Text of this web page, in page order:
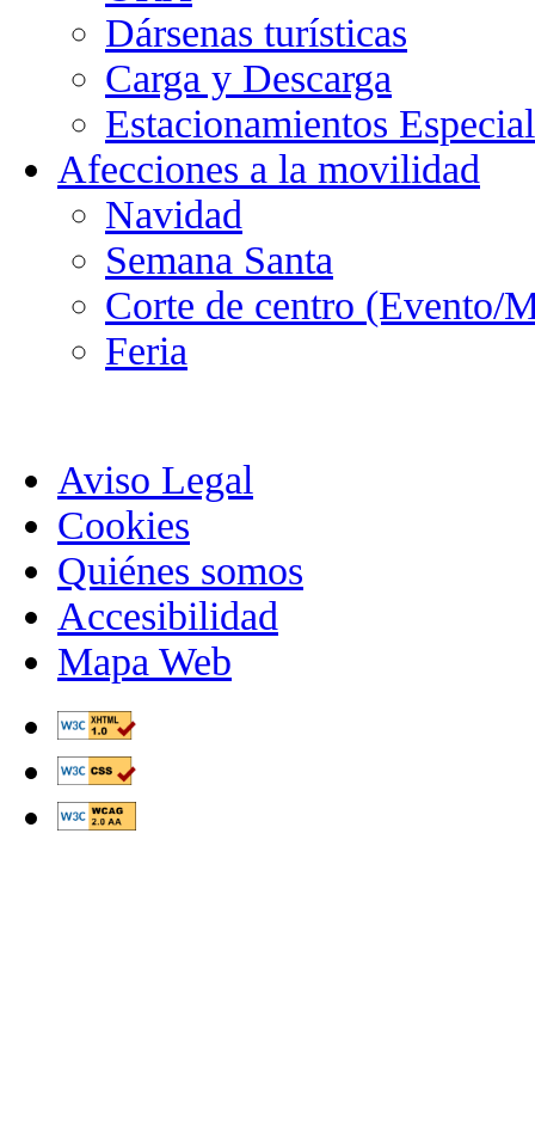
Dársenas turísticas
Carga y Descarga
Estacionamientos
Afecciones a la movilidad
Navidad
Semana Santa
Corte de centro (Evento/
Feria
Aviso Legal
Cookies
Quiénes somos
Accesibilidad
Mapa Web